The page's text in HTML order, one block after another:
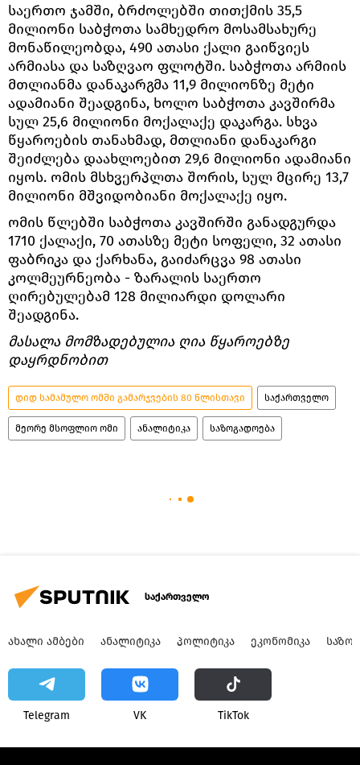
საერთო ჯამში, ბრძოლებში თითქმის 35,5
მილიონი საბჭოთა სამხედრო მოსამსახურე
მონაწილეობდა, 490 ათასი ქალი გაიწვიეს
არმიასა და საზღვაო ფლოტში. საბჭოთა არმიის
მთლიანმა დანაკარგმა 11,9 მილიონზე მეტი
ადამიანი შეადგინა, ხოლო საბჭოთა კავშირმა
სულ 25,6 მილიონი მოქალაქე დაკარგა. სხვა
წყაროების თანახმად, მთლიანი დანაკარგი
შეიძლება დაახლოებით 29,6 მილიონი ადამიანი
იყოს. ომის მსხვერპლთა შორის, სულ მცირე 13,7
მილიონი მშვიდობიანი მოქალაქე იყო.
ომის წლებში საბჭოთა კავშირში განადგურდა
1710 ქალაქი, 70 ათასზე მეტი სოფელი, 32 ათასი
ფაბრიკა და ქარხანა, გაიძარცვა 98 ათასი
კოლმეურნეობა - ზარალის საერთო
ღირებულებამ 128 მილიარდი დოლარი
შეადგინა.
მასალა მომზადებულია ღია წყაროებზე
დაყრდნობით
დიდ სამამულო ომში გამარჯვების 80 წლისთავი საქართველო
მეორე მსოფლიო ომი ანალიტიკა საზოგადოება
საქართველო
ᲐᲮᲐᲚᲘ ᲐᲛᲑᲔᲑᲘ ᲐᲜᲐᲚᲘᲢᲘᲙᲐ ᲞᲝᲚᲘᲢᲘᲙᲐ ᲔᲙᲝᲜᲝᲛᲘᲙᲐ
Telegram VK ТikТоk